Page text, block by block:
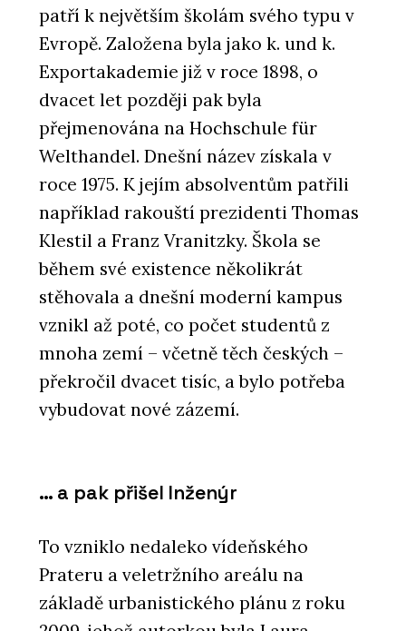
patří k největším školám svého typu v
Evropě. Založena byla jako k. und k.
Exportakademie již v roce 1898, o
dvacet let později pak byla
přejmenována na Hochschule für
Welthandel. Dnešní název získala v
roce 1975. K jejím absolventům patřili
například rakouští prezidenti Thomas
Klestil a Franz Vranitzky. Škola se
během své existence několikrát
stěhovala a dnešní moderní kampus
vznikl až poté, co počet studentů z
mnoha zemí – včetně těch českých –
překročil dvacet tisíc, a bylo potřeba
vybudovat nové zázemí.
… a pak přišel Inženýr
To vzniklo nedaleko vídeňského
Prateru a veletržního areálu na
základě urbanistického plánu z roku